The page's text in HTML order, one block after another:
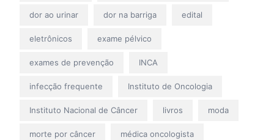
dor ao urinar dor na barriga edital
eletrônicos exame pélvico
exames de prevenção INCA
infecção frequente Instituto de Oncologia
Instituto Nacional de Câncer livros moda
morte por câncer médica oncologista